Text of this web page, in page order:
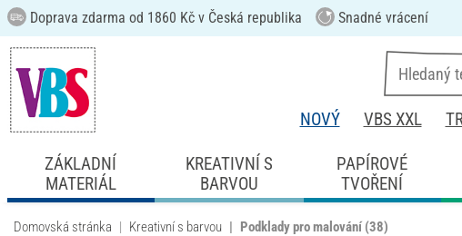
Doprava zdarma od 1860 Kč v Česká republika Snadné vrácení
NOVÝ VBS XXL
ZÁKLADNÍ
MATERIÁL
KREATIVNÍ S
BARVOU
PAPÍROVÉ
TVOŘENÍ
Domovská stránka Kreativní s barvou Podklady pro malování (38)